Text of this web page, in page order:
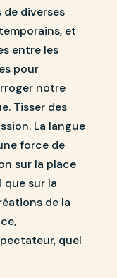
diverses
et
entre les
pour
notre
Tisser des
La langue
force de
sur la place
que sur la
de la
quel